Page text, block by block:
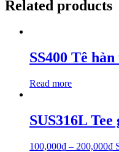
Related products
SS400 Tê
Read more
SUS316L
100,000₫ – 200,000₫